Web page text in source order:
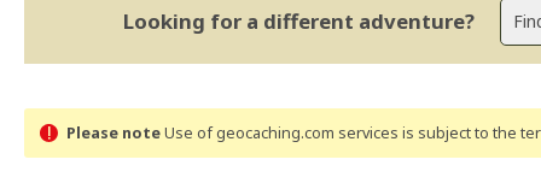
Looking for a different adventure?
Please noteUse of geocaching.com services is subject to the